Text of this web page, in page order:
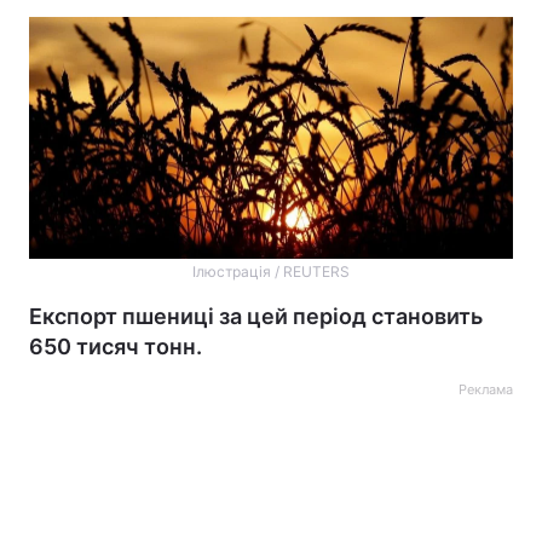
Ілюстрація / REUTERS
Експорт пшениці за цей період становить
650 тисяч тонн.
Реклама